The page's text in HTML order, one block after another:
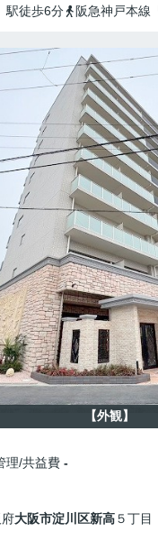
駅徒歩6分
阪急神戸本線
【外観】
/共益費 -
大阪市淀川区新高５丁目